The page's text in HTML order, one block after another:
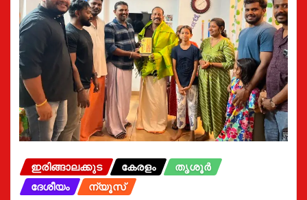
ഇരിങ്ങാലക്കുട കേരളം
തൃശൂർ
ദേശീയം
ന്യൂസ്